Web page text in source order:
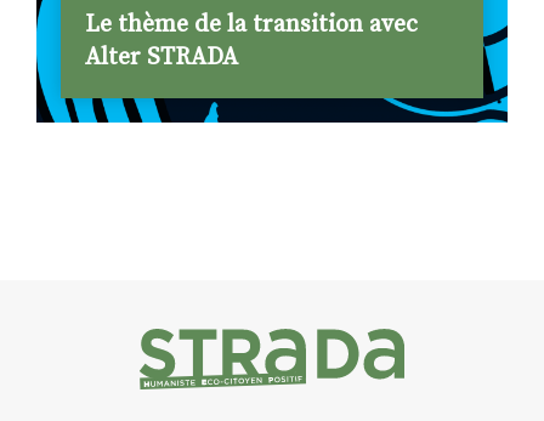
Le thème de la transition avec
Alter STRADA